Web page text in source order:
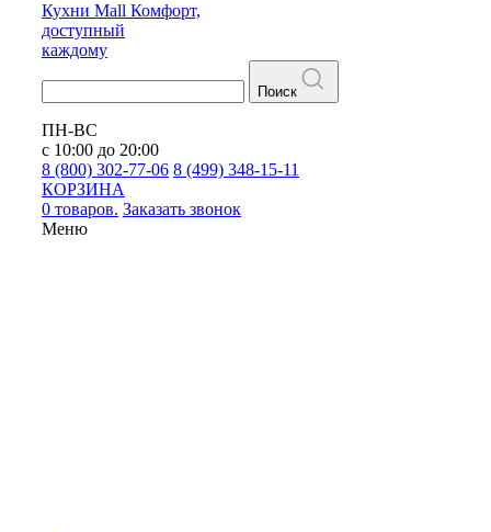
Кухни Mall Комфорт,
доступный
каждому
Поиск
ПН-ВС
с 10:00 до 20:00
8 (800) 302-77-06 8 (499) 348-15-11
КОРЗИНА
0 товаров. Заказать звонок
Меню